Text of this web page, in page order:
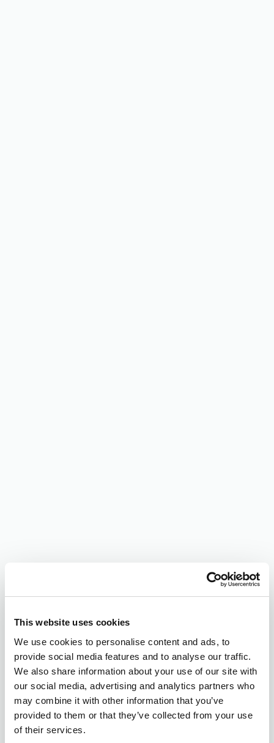
This website uses cookies
We use cookies to personalise content and ads, to
provide social media features and to analyse our traffic.
We also share information about your use of our site with
our social media, advertising and analytics partners who
may combine it with other information that you’ve
provided to them or that they’ve collected from your use
of their services.